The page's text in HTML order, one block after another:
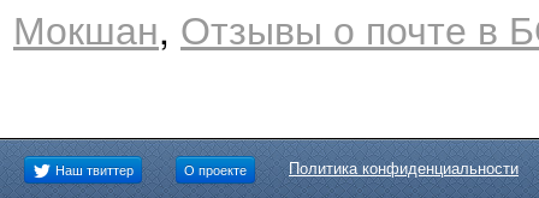
Мокшан, Отзывы о почте в
Наш твиттер О проекте Политика конфиденциальности